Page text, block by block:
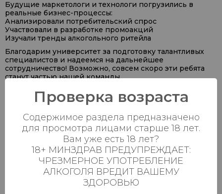
Будущие маркетологи и технологи погрузились в
реальные бизнес-процессы:
Анализировали потребительский спрос
Участвовали в разработке промоакций
Изучали тренды алкогольного ритейла
Благодарим университет за подготовку талантливых
специалистов и надеемся на дальнейшее
сотрудничество! Возможно, совсем скоро эти ребята
станут частью нашей команды.
#Алкомаркет #КНИТУКХТИ #Практика2025 #Казань
#Маркетинг
Каталог
Продукты
Азия
Безалкогольные напитки
Проверка возраста
Содержимое раздела предназначено
для просмотра лицами старше 18 лет.
Вам уже есть 18 лет?
18+ МИНЗДРАВ ПРЕДУПРЕЖДАЕТ:
ЧРЕЗМЕРНОЕ УПОТРЕБЛЕНИЕ
АЛКОГОЛЯ ВРЕДИТ ВАШЕМУ
ЗДОРОВЬЮ